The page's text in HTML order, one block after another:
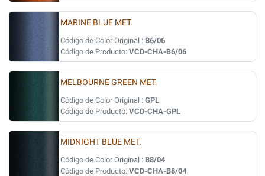
MARINE BLUE MET.
Código de Color Original : B6/06
Código de Producto: VCD-CHA-B6/06
MELBOURNE GREEN MET.
Código de Color Original : GPL
Código de Producto: VCD-CHA-GPL
MIDNIGHT BLUE MET.
Código de Color Original : B8/04
Código de Producto: VCD-CHA-B8/04